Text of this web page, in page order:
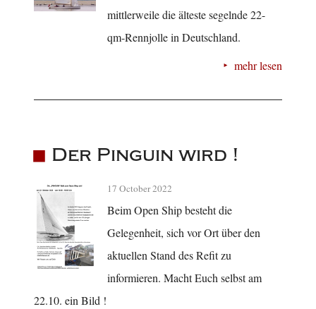
mittlerweile die älteste segelnde 22-
qm-Rennjolle in Deutschland.
mehr lesen
Der Pinguin wird !
17 October 2022
Beim Open Ship besteht die
Gelegenheit, sich vor Ort über den
aktuellen Stand des Refit zu
informieren. Macht Euch selbst am
22.10. ein Bild !